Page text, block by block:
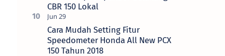
CBR 150 Lokal
Cara Mudah Setting Fitur
Speedometer Honda All New PCX
150 Tahun 2018